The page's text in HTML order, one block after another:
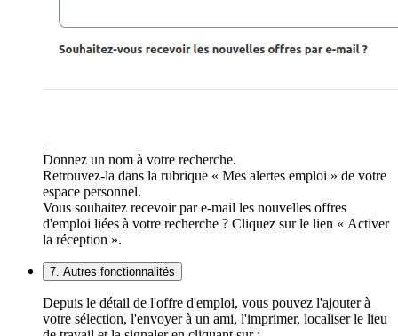
Donnez un nom à votre recherche.
Retrouvez-la dans la rubrique « Mes alertes emploi » de votre
espace personnel.
Vous souhaitez recevoir par e-mail les nouvelles offres
d'emploi liées à votre recherche ? Cliquez sur le lien « Activer
la réception ».
7. Autres fonctionnalités
Depuis le détail de l'offre d'emploi, vous pouvez l'ajouter à
votre sélection, l'envoyer à un ami, l'imprimer, localiser le lieu